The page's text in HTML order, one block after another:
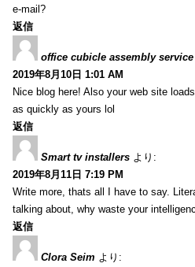
e-mail?
返信
office cubicle assembly service
2019年8月10日 1:01 AM
Nice blog here! Also your web site
as quickly as yours lol
返信
Smart tv installers より:
2019年8月11日 7:19 PM
Write more, thats all I have to say.
talking about, why waste your
返信
Clora Seim より: